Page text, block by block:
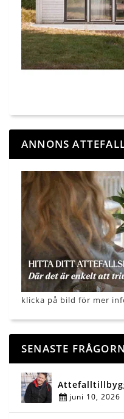
ANNONS
klicka på bild för mer
SENASTE
juni 10, 2026